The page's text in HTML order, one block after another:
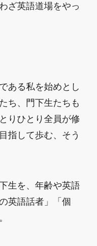
ざ英語道場をやっ
ある私を始めとし
ち、門下生たちも
りひとり全員が修
指して歩む、そう
生を、年齢や英語
英語話者」「個